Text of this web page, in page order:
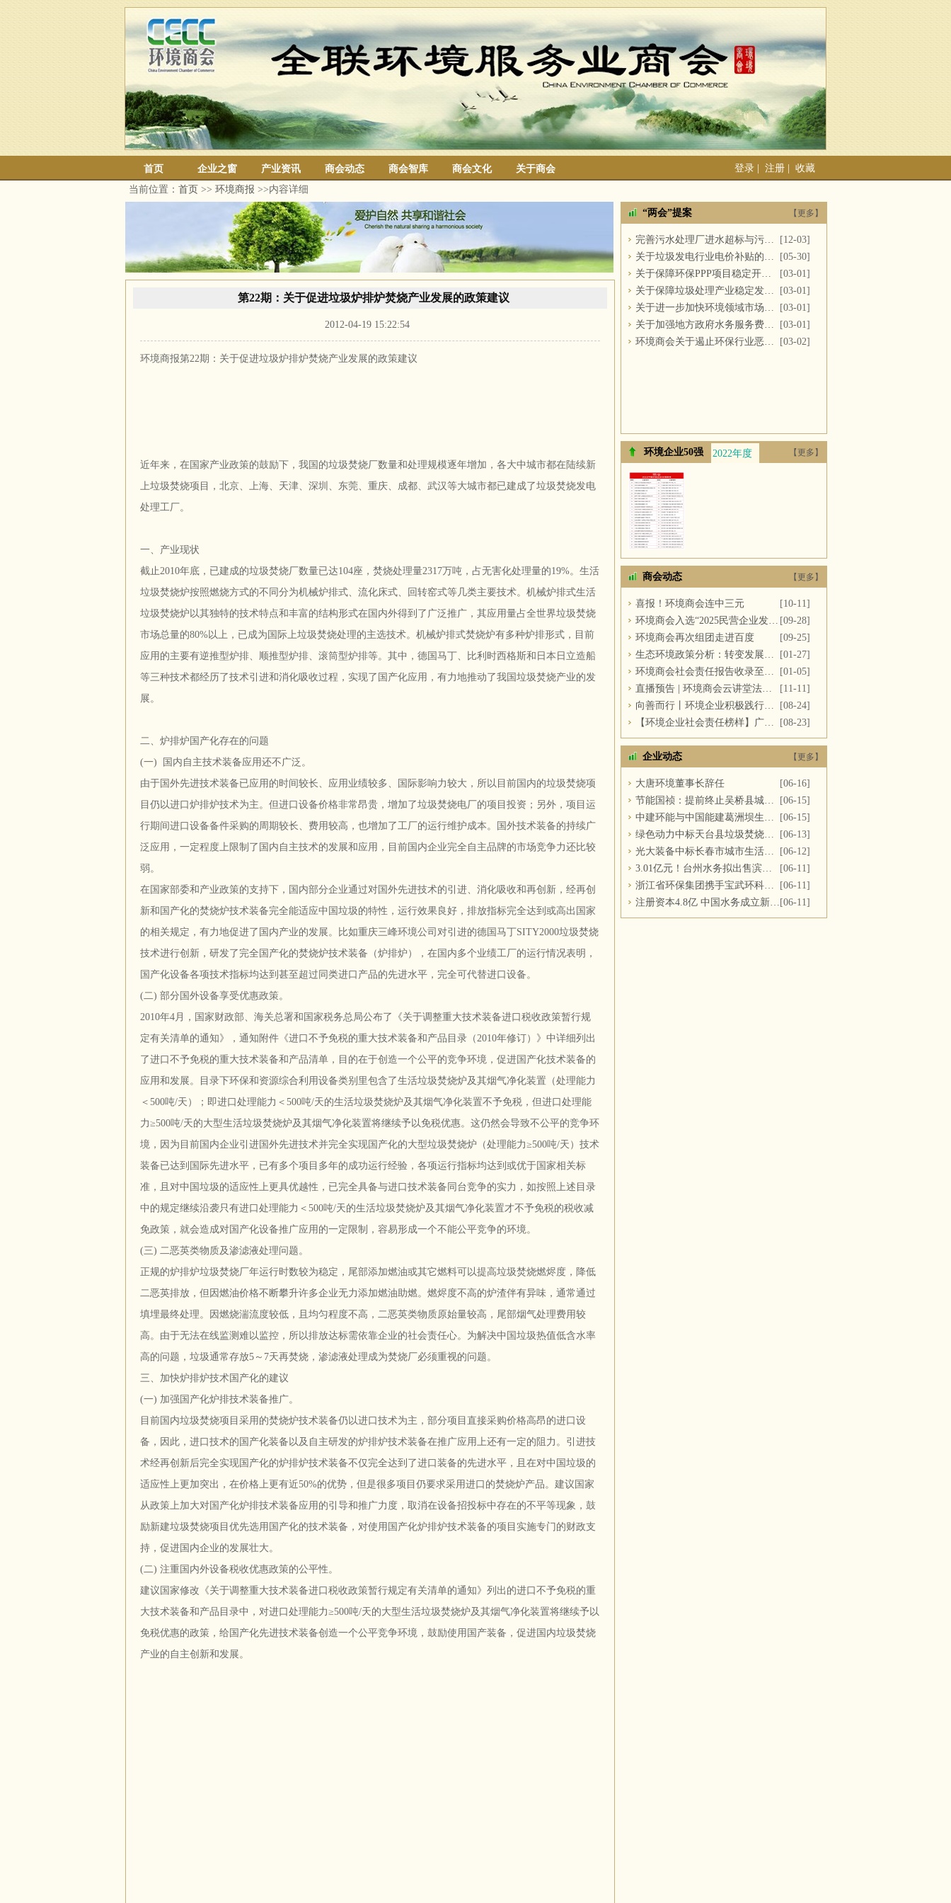
首页 企业之窗 产业资讯 商会动态 商会智库 商会文化 关于商会 登录 注册
收藏
当前位置： 首页 >> 环境商报 >>内容详细
第22期：关于促进垃圾炉排炉焚烧产业发展的政策建议
2012-04-19 15:22:54
环境商报第22期：关于促进垃圾炉排炉焚烧产业发展的政策建议
近年来，在国家产业政策的鼓励下，我国的垃圾焚烧厂数量和处理规模逐年增加，各大中城市都在陆续新
上垃圾焚烧项目，北京、上海、天津、深圳、东莞、重庆、成都、武汉等大城市都已建成了垃圾焚烧发电
处理工厂。
一、产业现状
截止2010年底，已建成的垃圾焚烧厂数量已达104座，焚烧处理量2317万吨，占无害化处理量的19%。生活
垃圾焚烧炉按照燃烧方式的不同分为机械炉排式、流化床式、回转窑式等几类主要技术。机械炉排式生活
垃圾焚烧炉以其独特的技术特点和丰富的结构形式在国内外得到了广泛推广，其应用量占全世界垃圾焚烧
市场总量的80%以上，已成为国际上垃圾焚烧处理的主选技术。机械炉排式焚烧炉有多种炉排形式，目前
应用的主要有逆推型炉排、顺推型炉排、滚筒型炉排等。其中，德国马丁、比利时西格斯和日本日立造船
等三种技术都经历了技术引进和消化吸收过程，实现了国产化应用，有力地推动了我国垃圾焚烧产业的发
展。
二、炉排炉国产化存在的问题
(一) 国内自主技术装备应用还不广泛。
由于国外先进技术装备已应用的时间较长、应用业绩较多、国际影响力较大，所以目前国内的垃圾焚烧项
目仍以进口炉排炉技术为主。但进口设备价格非常昂贵，增加了垃圾焚烧电厂的项目投资；另外，项目运
行期间进口设备备件采购的周期较长、费用较高，也增加了工厂的运行维护成本。国外技术装备的持续广
泛应用，一定程度上限制了国内自主技术的发展和应用，目前国内企业完全自主品牌的市场竞争力还比较
弱。
在国家部委和产业政策的支持下，国内部分企业通过对国外先进技术的引进、消化吸收和再创新，经再创
新和国产化的焚烧炉技术装备完全能适应中国垃圾的特性，运行效果良好，排放指标完全达到或高出国家
的相关规定，有力地促进了国内产业的发展。比如重庆三峰环境公司对引进的德国马丁SITY2000垃圾焚烧
技术进行创新，研发了完全国产化的焚烧炉技术装备（炉排炉），在国内多个业绩工厂的运行情况表明，
国产化设备各项技术指标均达到甚至超过同类进口产品的先进水平，完全可代替进口设备。
(二) 部分国外设备享受优惠政策。
2010年4月，国家财政部、海关总署和国家税务总局公布了《关于调整重大技术装备进口税收政策暂行规
定有关清单的通知》，通知附件《进口不予免税的重大技术装备和产品目录（2010年修订）》中详细列出
了进口不予免税的重大技术装备和产品清单，目的在于创造一个公平的竞争环境，促进国产化技术装备的
应用和发展。目录下环保和资源综合利用设备类别里包含了生活垃圾焚烧炉及其烟气净化装置（处理能力
＜500吨/天）；即进口处理能力＜500吨/天的生活垃圾焚烧炉及其烟气净化装置不予免税，但进口处理能
力≥500吨/天的大型生活垃圾焚烧炉及其烟气净化装置将继续予以免税优惠。这仍然会导致不公平的竞争环
境，因为目前国内企业引进国外先进技术并完全实现国产化的大型垃圾焚烧炉（处理能力≥500吨/天）技术
装备已达到国际先进水平，已有多个项目多年的成功运行经验，各项运行指标均达到或优于国家相关标
准，且对中国垃圾的适应性上更具优越性，已完全具备与进口技术装备同台竞争的实力，如按照上述目录
中的规定继续沿袭只有进口处理能力＜500吨/天的生活垃圾焚烧炉及其烟气净化装置才不予免税的税收减
免政策，就会造成对国产化设备推广应用的一定限制，容易形成一个不能公平竞争的环境。
(三) 二恶英类物质及渗滤液处理问题。
正规的炉排炉垃圾焚烧厂年运行时数较为稳定，尾部添加燃油或其它燃料可以提高垃圾焚烧燃烬度，降低
二恶英排放，但因燃油价格不断攀升许多企业无力添加燃油助燃。燃烬度不高的炉渣伴有异味，通常通过
填埋最终处理。因燃烧湍流度较低，且均匀程度不高，二恶英类物质原始量较高，尾部烟气处理费用较
高。由于无法在线监测难以监控，所以排放达标需依靠企业的社会责任心。为解决中国垃圾热值低含水率
高的问题，垃圾通常存放5～7天再焚烧，渗滤液处理成为焚烧厂必须重视的问题。
三、加快炉排炉技术国产化的建议
(一) 加强国产化炉排技术装备推广。
目前国内垃圾焚烧项目采用的焚烧炉技术装备仍以进口技术为主，部分项目直接采购价格高昂的进口设
备，因此，进口技术的国产化装备以及自主研发的炉排炉技术装备在推广应用上还有一定的阻力。引进技
术经再创新后完全实现国产化的炉排炉技术装备不仅完全达到了进口装备的先进水平，且在对中国垃圾的
适应性上更加突出，在价格上更有近50%的优势，但是很多项目仍要求采用进口的焚烧炉产品。建议国家
从政策上加大对国产化炉排技术装备应用的引导和推广力度，取消在设备招投标中存在的不平等现象，鼓
励新建垃圾焚烧项目优先选用国产化的技术装备，对使用国产化炉排炉技术装备的项目实施专门的财政支
持，促进国内企业的发展壮大。
(二) 注重国内外设备税收优惠政策的公平性。
建议国家修改《关于调整重大技术装备进口税收政策暂行规定有关清单的通知》列出的进口不予免税的重
大技术装备和产品目录中，对进口处理能力≥500吨/天的大型生活垃圾焚烧炉及其烟气净化装置将继续予以
免税优惠的政策，给国产化先进技术装备创造一个公平竞争环境，鼓励使用国产装备，促进国内垃圾焚烧
产业的自主创新和发展。
“两会”提案 【更多】
完善污水处理厂进水超标与污泥处置
[12-03]
关于垃圾发电行业电价补贴的建议
[05-30]
关于保障环保PPP项目稳定开展的提案
[03-01]
关于保障垃圾处理产业稳定发展的议案
[03-01]
关于进一步加快环境领域市场化改革的议案
[03-01]
关于加强地方政府水务服务费用支付的议案
[03-01]
环境商会关于遏止环保行业恶性竞争的提案
[03-02]
环境企业50强 2022年度 2021年度 2020年度
【更多】
商会动态 【更多】
喜报！环境商会连中三元
[10-11]
环境商会入选“2025民营企业发展新质生产力系列典型案例” [09-28]
环境商会再次组团走进百度
[09-25]
生态环境政策分析：转变发展方式，推进“双碳”目标
[01-27]
环境商会社会责任报告收录至《中国民营企业社会责任报告》
[01-05]
直播预告 | 环境商会云讲堂法务专场第十一期
[11-11]
向善而行丨环境企业积极践行社会责任 彰显优秀榜样力量
[08-24]
【环境企业社会责任榜样】广西碧清源环保投资有限公司
[08-23]
企业动态 【更多】
大唐环境董事长辞任
[06-16]
节能国祯：提前终止吴桥县城区污水处理厂PPP项目合同
[06-15]
中建环能与中国能建葛洲坝生态环保公司开展座谈交流
[06-15]
绿色动力中标天台县垃圾焚烧及飞灰填埋场运维服务
[06-13]
光大装备中标长春市城市生活垃圾处理中心渗滤液系统更新改造项目
[06-12]
3.01亿元！台州水务拟出售滨海水务全部股权
[06-11]
浙江省环保集团携手宝武环科签署战略合作协议
[06-11]
注册资本4.8亿 中国水务成立新公司 [06-11]